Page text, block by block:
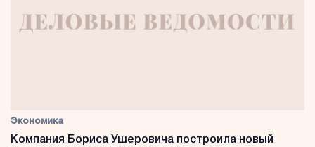
Экономика
Компания Бориса Ушеровича построила новый